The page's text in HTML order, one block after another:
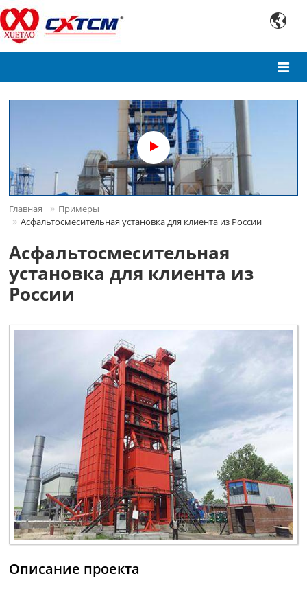

Главная
Примеры
Асфальтосмесительная установка для клиента из России
Асфальтосмесительная
установка для клиента из
России
Описание проекта